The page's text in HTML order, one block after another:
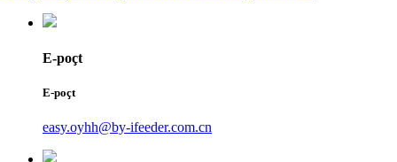
E-poçt
E-poçt
easy.oyhh@by-ifeeder.com.cn